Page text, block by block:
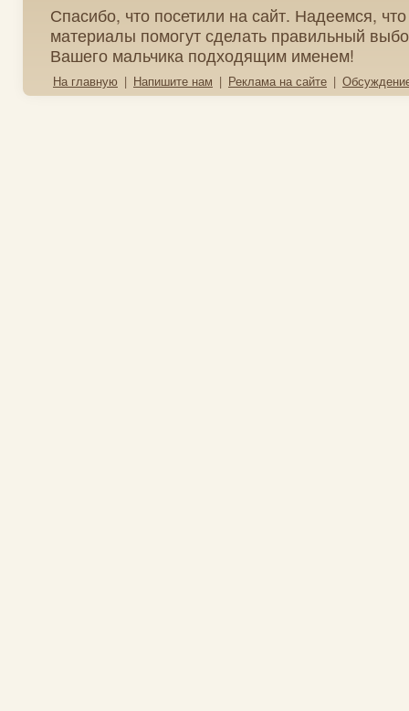
Спасибо, что посетили на сайт. Надеемся,
материалы помогут сделать правильный
Вашего мальчика подходящим именем!
На главную | Напишите нам | Реклама на сайте |